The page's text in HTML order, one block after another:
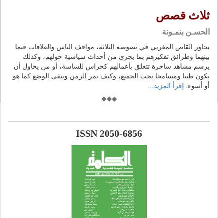
ثلاث قصص
الحسـن بنمـونة
يحاور القاص المغربي في نصوصه الثلاثة، مواقف الناس والعلاقات فيما
بينهما وطرائق تفكيرهم بما يجري من أحداث سياسية حولهم، وكذلك
يرسم مشاهد ساخرة تتعلق بأعمالهم كحراس للساسة، أو من يحاول أن
يكون طيبا ومسامحا يحب الجميع، وكيف يمر الزمن ويبقى الوضع كما هو
أو أسوء.
إقرأ المزيد...
ISSN 2050-6856